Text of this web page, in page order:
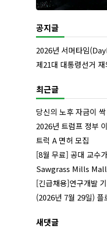
공지글
최근글
트럭 A 면허 모집
Sawgrass Mills Mall
새댓글